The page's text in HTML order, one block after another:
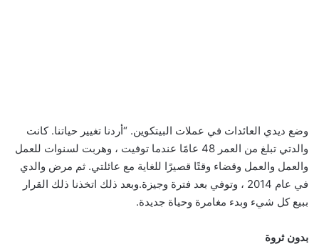
وضع ديدي العائدات في عملات البيتكوين. “أردنا تغيير حياتنا. كانت
والدتي تبلغ من العمر 48 عامًا عندما توفيت ، وهربت لسنوات للعمل
والعمل والعمل وقضاء وقتًا قصيرًا للغاية مع عائلتي. ثم مرض والدي
في عام 2014 ، وتوفي بعد فترة وجيزة.وبعد ذلك اتخذنا ذلك القرار
ببيع كل شيء وبدء مغامرة وحياة جديدة.
بدون ثروة